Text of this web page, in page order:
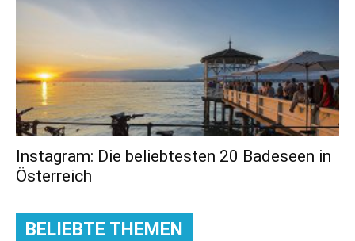
Instagram: Die beliebtesten 20 Badeseen in
Österreich
BELIEBTE THEMEN